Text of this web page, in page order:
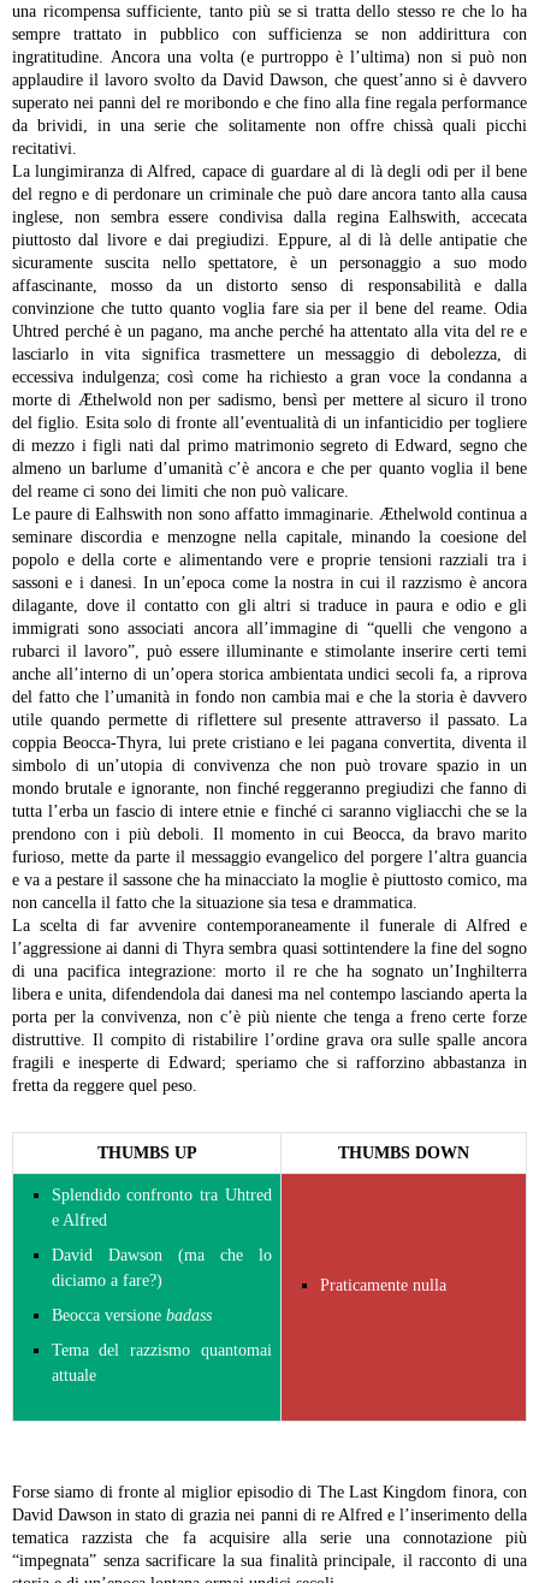
una ricompensa sufficiente, tanto più se si tratta dello stesso re che lo ha
sempre trattato in pubblico con sufficienza se non addirittura con
ingratitudine. Ancora una volta (e purtroppo è l’ultima) non si può non
applaudire il lavoro svolto da David Dawson, che quest’anno si è davvero
superato nei panni del re moribondo e che fino alla fine regala performance
da brividi, in una serie che solitamente non offre chissà quali picchi
recitativi.
La lungimiranza di Alfred, capace di guardare al di là degli odi per il bene
del regno e di perdonare un criminale che può dare ancora tanto alla causa
inglese, non sembra essere condivisa dalla regina Ealhswith, accecata
piuttosto dal livore e dai pregiudizi. Eppure, al di là delle antipatie che
sicuramente suscita nello spettatore, è un personaggio a suo modo
affascinante, mosso da un distorto senso di responsabilità e dalla
convinzione che tutto quanto voglia fare sia per il bene del reame. Odia
Uhtred perché è un pagano, ma anche perché ha attentato alla vita del re e
lasciarlo in vita significa trasmettere un messaggio di debolezza, di
eccessiva indulgenza; così come ha richiesto a gran voce la condanna a
morte di Æthelwold non per sadismo, bensì per mettere al sicuro il trono
del figlio. Esita solo di fronte all’eventualità di un infanticidio per togliere
di mezzo i figli nati dal primo matrimonio segreto di Edward, segno che
almeno un barlume d’umanità c’è ancora e che per quanto voglia il bene
del reame ci sono dei limiti che non può valicare.
Le paure di Ealhswith non sono affatto immaginarie. Æthelwold continua a
seminare discordia e menzogne nella capitale, minando la coesione del
popolo e della corte e alimentando vere e proprie tensioni razziali tra i
sassoni e i danesi. In un’epoca come la nostra in cui il razzismo è ancora
dilagante, dove il contatto con gli altri si traduce in paura e odio e gli
immigrati sono associati ancora all’immagine di “quelli che vengono a
rubarci il lavoro”, può essere illuminante e stimolante inserire certi temi
anche all’interno di un’opera storica ambientata undici secoli fa, a riprova
del fatto che l’umanità in fondo non cambia mai e che la storia è davvero
utile quando permette di riflettere sul presente attraverso il passato. La
coppia Beocca-Thyra, lui prete cristiano e lei pagana convertita, diventa il
simbolo di un’utopia di convivenza che non può trovare spazio in un
mondo brutale e ignorante, non finché reggeranno pregiudizi che fanno di
tutta l’erba un fascio di intere etnie e finché ci saranno vigliacchi che se la
prendono con i più deboli. Il momento in cui Beocca, da bravo marito
furioso, mette da parte il messaggio evangelico del porgere l’altra guancia
e va a pestare il sassone che ha minacciato la moglie è piuttosto comico, ma
non cancella il fatto che la situazione sia tesa e drammatica.
La scelta di far avvenire contemporaneamente il funerale di Alfred e
l’aggressione ai danni di Thyra sembra quasi sottintendere la fine del sogno
di una pacifica integrazione: morto il re che ha sognato un’Inghilterra
libera e unita, difendendola dai danesi ma nel contempo lasciando aperta la
porta per la convivenza, non c’è più niente che tenga a freno certe forze
distruttive. Il compito di ristabilire l’ordine grava ora sulle spalle ancora
fragili e inesperte di Edward; speriamo che si rafforzino abbastanza in
fretta da reggere quel peso.
THUMBS UP THUMBS DOWN
Splendido confronto tra Uhtred
e Alfred
David Dawson (ma che lo
diciamo a fare?)
Beocca versione badass
Tema del razzismo quantomai
attuale
Praticamente nulla
Forse siamo di fronte al miglior episodio di The Last Kingdom finora, con
David Dawson in stato di grazia nei panni di re Alfred e l’inserimento della
tematica razzista che fa acquisire alla serie una connotazione più
“impegnata” senza sacrificare la sua finalità principale, il racconto di una